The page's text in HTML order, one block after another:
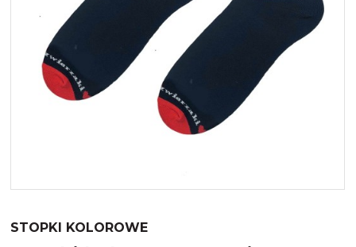
STOPKI KOLOROWE
Merynos trekking
Merynos bezuciskowe
Kaszmir
Paski